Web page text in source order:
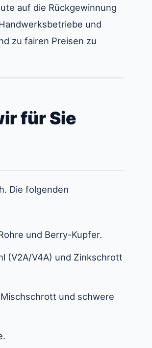
auf die Rückgewinnung
und
zu fairen Preisen zu
für Sie
Die folgenden
und Berry-Kupfer.
(V2A/V4A) und Zinkschrott
und schwere